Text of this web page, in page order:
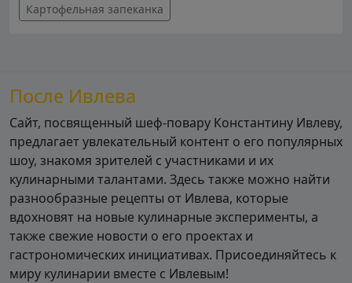
Картофельная запеканка
После Ивлева
Сайт, посвященный шеф-повару Константину Ивлеву,
предлагает увлекательный контент о его популярных
шоу, знакомя зрителей с участниками и их
кулинарными талантами. Здесь также можно найти
разнообразные рецепты от Ивлева, которые
вдохновят на новые кулинарные эксперименты, а
также свежие новости о его проектах и
гастрономических инициативах. Присоединяйтесь к
миру кулинарии вместе с Ивлевым!